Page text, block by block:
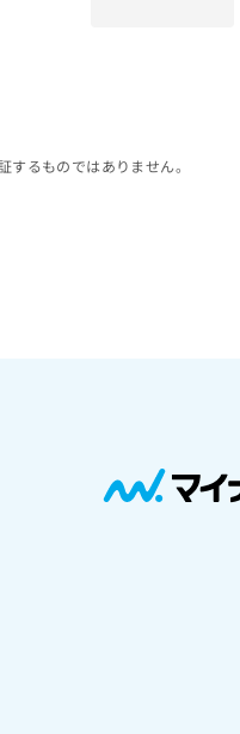
るものではありません。